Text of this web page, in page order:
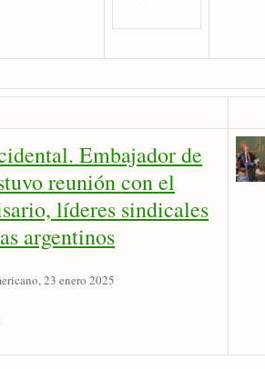
Embajador de
reunión con el
líderes sindicales
argentinos
23 enero 2025